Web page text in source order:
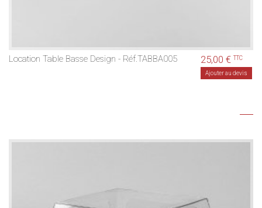
Location Table Basse Design - Réf.TABBA005 25,00 €TTC
Ajouter au devis